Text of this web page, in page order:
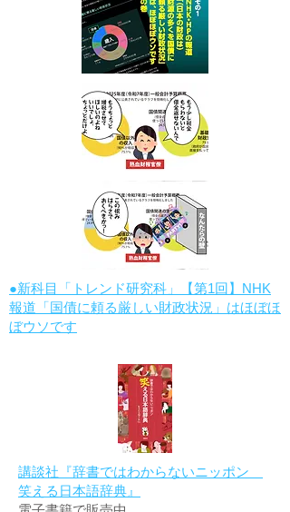
●新科目「トレンド研究科」【第1回】NHK
報道「国債に頼る厳しい財政状況」はほぼほ
ぼウソです
講談社『辞書ではわからないニッポン
笑える日本語辞典』